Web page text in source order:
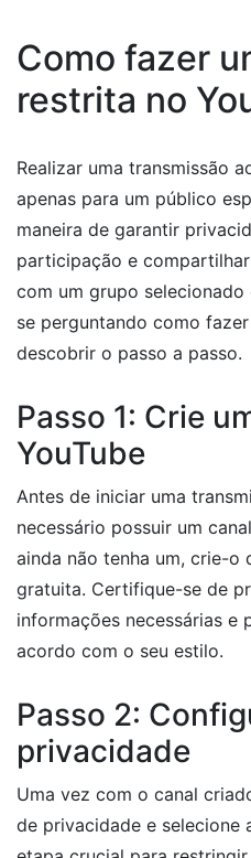
Como fazer
restrita no
Realizar uma transmissão
apenas para um público
maneira de garantir
participação e
com um grupo selecionado
se perguntando como
descobrir o passo a passo.
Passo 1: Crie
YouTube
Antes de iniciar uma
necessário possuir um
ainda não tenha um, crie-o
gratuita. Certifique-se de
informações necessárias e
acordo com o seu estilo.
Passo 2:
privacidade
Uma vez com o canal
de privacidade e selecione